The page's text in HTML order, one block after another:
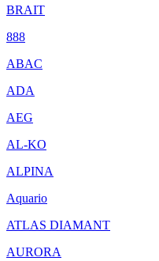
BRAIT
888
ABAC
ADA
AEG
AL-KO
ALPINA
Aquario
ATLAS DIAMANT
AURORA